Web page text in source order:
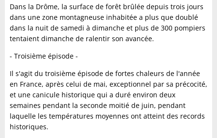
Dans la Drôme, la surface de forêt brûlée depuis trois jours
dans une zone montagneuse inhabitée a plus que doublé
dans la nuit de samedi à dimanche et plus de 300 pompiers
tentaient dimanche de ralentir son avancée.
- Troisième épisode -
Il s'agit du troisième épisode de fortes chaleurs de l'année
en France, après celui de mai, exceptionnel par sa précocité,
et une canicule historique qui a duré environ deux
semaines pendant la seconde moitié de juin, pendant
laquelle les températures moyennes ont atteint des records
historiques.